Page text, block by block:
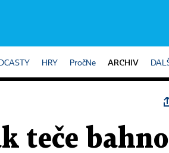
HRY PročNe ARCHIV
teče